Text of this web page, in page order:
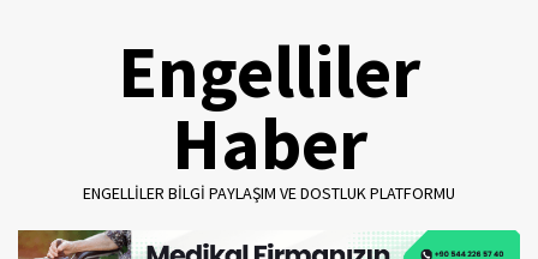
Engelliler
Haber
ENGELLILER BILGI PAYLAŞIM VE DOSTLUK PLATFORMU